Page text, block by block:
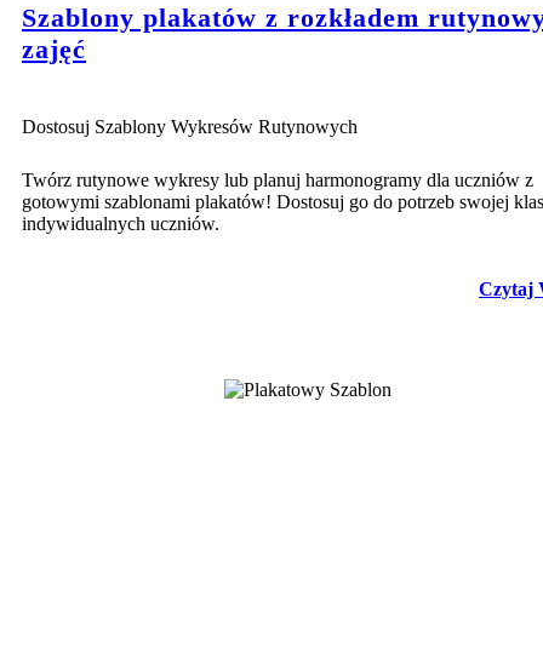
Szablony plakatów z rozkładem
zajęć
Dostosuj Szablony Wykresów Rutynowych
Twórz rutynowe wykresy lub planuj harmonogramy dla uczniów z
gotowymi szablonami plakatów! Dostosuj go do potrzeb swojej
indywidualnych uczniów.
Czytaj